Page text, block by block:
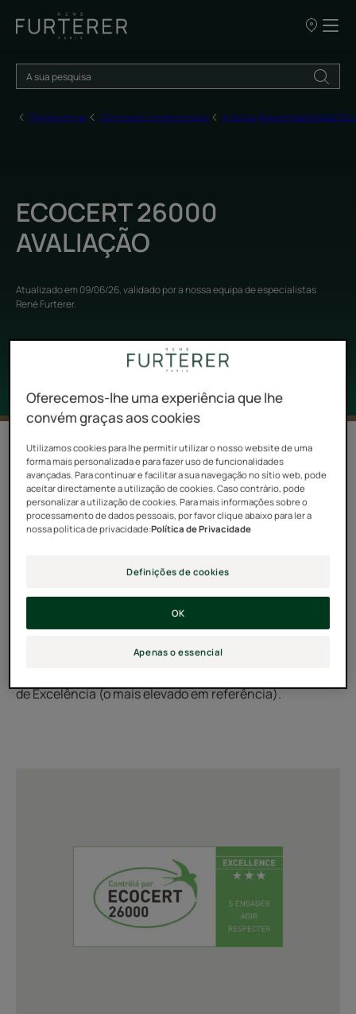
OS
DE
VENDA
Página inicial Os nossos compromissos A Nossa Responsabilidade
ECOCERT 26000
AVALIAÇÃO
Atualizado em09/06/26, validado pora nossa equipa de especialistas
René Furterer.
Os nossos fornecedores Fair For Life
Desde a sua criação em 1962, o grupo Pierre Fabre
tem feito da Natureza e da Humanidade as suas
principais prioridades.
avaliação da sua responsabilidade social à organização
controlo e certificação em agricultura biológica,
cosmética, gestão ambiental e práticas de comércio
justo. Após uma auditoria muito aprofundada, o grupo
de Excelência (o mais elevado em referência).
Oferecemos-lhe uma experiência que lhe
convém graças aos cookies
Utilizamos cookies para lhe permitir utilizar o nosso website de uma
forma mais personalizada e para fazer uso de funcionalidades
avançadas. Para continuar e facilitar a sua navegação no sítio web, pode
aceitar directamente a utilização de cookies. Caso contrário, pode
personalizar a utilização de cookies. Para mais informações sobre o
processamento de dados pessoais, por favor clique abaixo para ler a
nossa política de privacidade:Política de Privacidade
Definições de cookies
Apenas o essencial
OK